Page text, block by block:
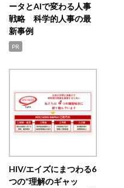
ータとAIで変わる人事
戦略 科学的人事の最
新事例
PR
HIV/エイズにまつわる6
つの“理解のギャッ